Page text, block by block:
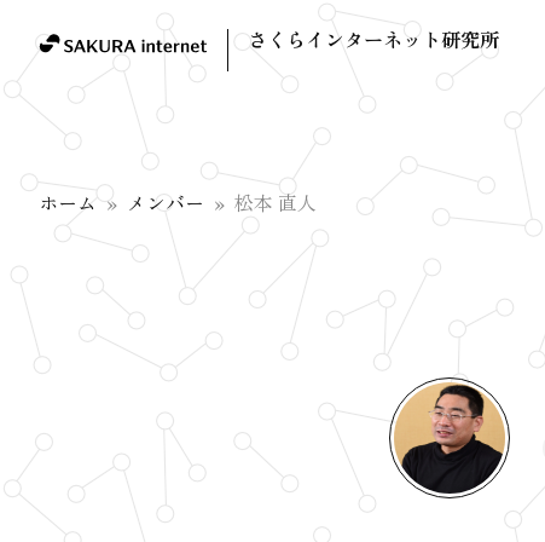
さくらインターネット研究所
ホーム メンバー 松本 直人